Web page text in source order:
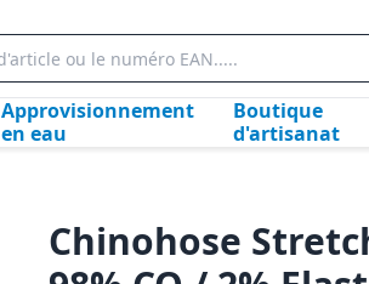
Approvisionnement
en eau
Boutique
d'artisanat
Chinohose